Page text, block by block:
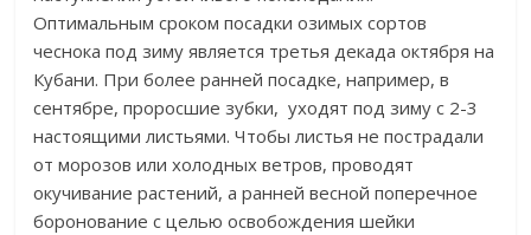
Оптимальным сроком посадки озимых сортов
чеснока под зиму является третья декада октября на
Кубани. При более ранней посадке, например, в
сентябре, проросшие зубки, уходят под зиму с 2-3
настоящими листьями. Чтобы листья не пострадали
от морозов или холодных ветров, проводят
окучивание растений, а ранней весной поперечное
боронование с целью освобождения шейки